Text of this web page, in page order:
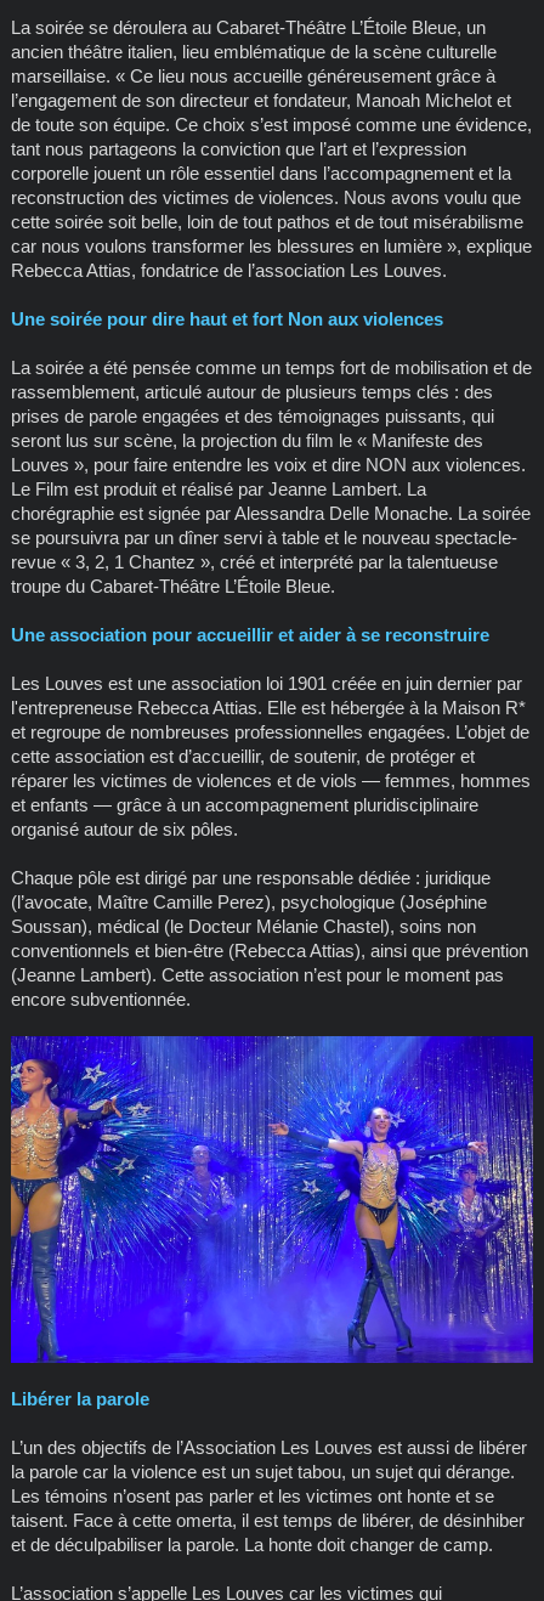
La soirée se déroulera au Cabaret-Théâtre L’Étoile Bleue, un
ancien théâtre italien, lieu emblématique de la scène culturelle
marseillaise. « Ce lieu nous accueille généreusement grâce à
l’engagement de son directeur et fondateur, Manoah Michelot et
de toute son équipe. Ce choix s’est imposé comme une évidence,
tant nous partageons la conviction que l’art et l’expression
corporelle jouent un rôle essentiel dans l’accompagnement et la
reconstruction des victimes de violences. Nous avons voulu que
cette soirée soit belle, loin de tout pathos et de tout misérabilisme
car nous voulons transformer les blessures en lumière », explique
Rebecca Attias, fondatrice de l’association Les Louves.
Une soirée pour dire haut et fort Non aux violences
La soirée a été pensée comme un temps fort de mobilisation et de
rassemblement, articulé autour de plusieurs temps clés : des
prises de parole engagées et des témoignages puissants, qui
seront lus sur scène, la projection du film le « Manifeste des
Louves », pour faire entendre les voix et dire NON aux violences.
Le Film est produit et réalisé par Jeanne Lambert. La
chorégraphie est signée par Alessandra Delle Monache. La soirée
se poursuivra par un dîner servi à table et le nouveau spectacle-
revue « 3, 2, 1 Chantez », créé et interprété par la talentueuse
troupe du Cabaret-Théâtre L’Étoile Bleue.
Une association pour accueillir et aider à se reconstruire
Les Louves est une association loi 1901 créée en juin dernier par
l'entrepreneuse Rebecca Attias. Elle est hébergée à la Maison R*
et regroupe de nombreuses professionnelles engagées. L’objet de
cette association est d’accueillir, de soutenir, de protéger et
réparer les victimes de violences et de viols — femmes, hommes
et enfants — grâce à un accompagnement pluridisciplinaire
organisé autour de six pôles.
Chaque pôle est dirigé par une responsable dédiée : juridique
(l’avocate, Maître Camille Perez), psychologique (Joséphine
Soussan), médical (le Docteur Mélanie Chastel), soins non
conventionnels et bien-être (Rebecca Attias), ainsi que prévention
(Jeanne Lambert). Cette association n’est pour le moment pas
encore subventionnée.
Libérer la parole
L’un des objectifs de l’Association Les Louves est aussi de libérer
la parole car la violence est un sujet tabou, un sujet qui dérange.
Les témoins n’osent pas parler et les victimes ont honte et se
taisent. Face à cette omerta, il est temps de libérer, de désinhiber
et de déculpabiliser la parole. La honte doit changer de camp.
L’association s’appelle Les Louves car les victimes qui